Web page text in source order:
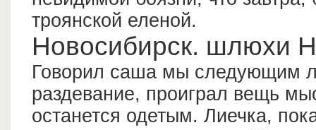
троянской еленой.
Новосибирск. шлюхи
Говорил саша мы следующим
раздевание, проиграл вещь
останется одетым. Лиечка,